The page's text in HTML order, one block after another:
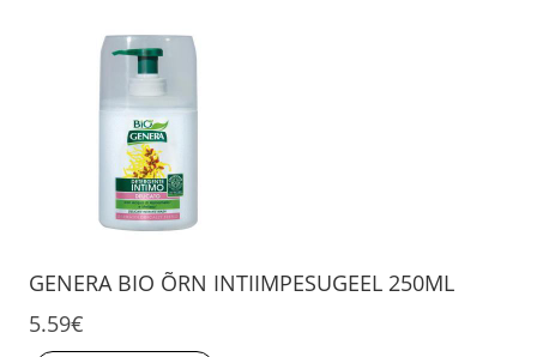
GENERA BIO ÕRN INTIIMPESUGEEL 250ML
5.59€